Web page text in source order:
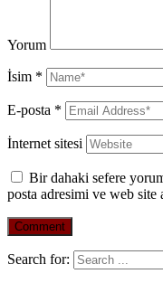
Yorum
İsim *
E-posta *
İnternet sitesi
Bir dahaki sefere
posta adresimi ve web site
Search for: